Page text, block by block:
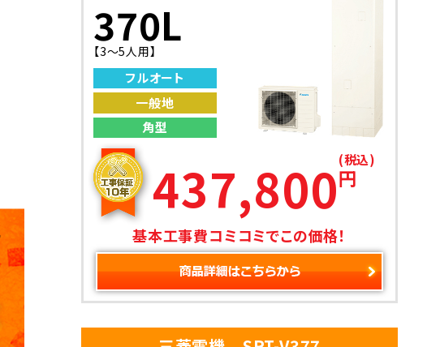
370L
【3～5人用】
フルオート
一般地
角型
437,800円
(税込)
基本工事費コミコミでこの価格！